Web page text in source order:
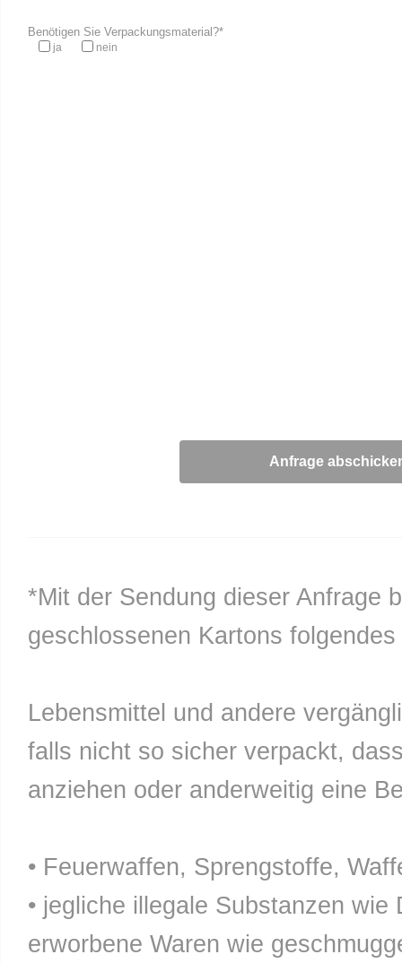
Benötigen Sie Verpackungsmaterial?*
ja nein
*Mit der Sendung dieser Anfrage
geschlossenen Kartons
Lebensmittel und andere
falls nicht so sicher verpackt,
anziehen oder anderweitig eine
• Feuerwaffen, Sprengstoffe,
• jegliche illegale Substanzen
erworbene Waren wie